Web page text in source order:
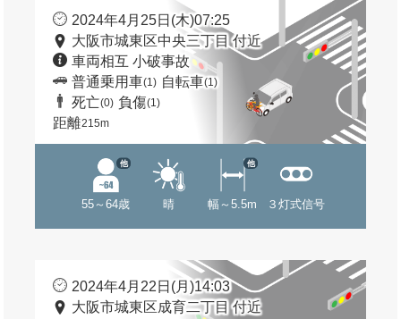
2024年4月25日(木)07:25
大阪市城東区中央三丁目 付近
車両相互 小破事故
普通乗用車(1) 自転車(1)
死亡(0) 負傷(1)
距離215m
55～64歳
他
晴 幅～5.5m
他
３灯式信号
2024年4月22日(月)14:03
大阪市城東区成育二丁目 付近